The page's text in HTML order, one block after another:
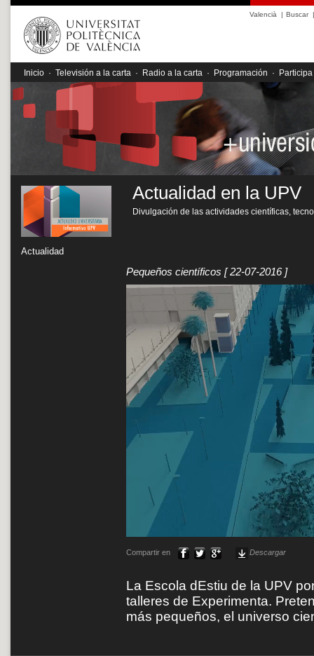
Valencià | Buscar|
Inicio · Televisión a la carta · Radio a la carta · Programación · Participa
Actualidad
Actualidad en la UPV
Divulgación de las actividades científicas,
Pequeños científicos [ 22-07-2016 ]
Compartir en Descargar
La Escola dEstiu de la UPV
talleres de Experimenta.
más pequeños, el universo